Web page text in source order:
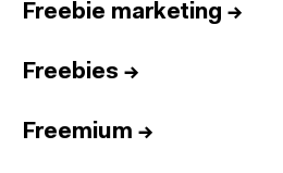
Freebie marketing →
Freebies →
Freemium →